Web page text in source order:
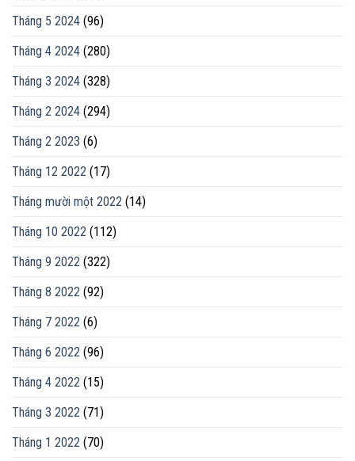
Tháng 5 2024 (96)
Tháng 4 2024 (280)
Tháng 3 2024 (328)
Tháng 2 2024 (294)
Tháng 2 2023 (6)
Tháng 12 2022 (17)
Tháng mười một 2022 (14)
Tháng 10 2022 (112)
Tháng 9 2022 (322)
Tháng 8 2022 (92)
Tháng 7 2022 (6)
Tháng 6 2022 (96)
Tháng 4 2022 (15)
Tháng 3 2022 (71)
Tháng 1 2022 (70)